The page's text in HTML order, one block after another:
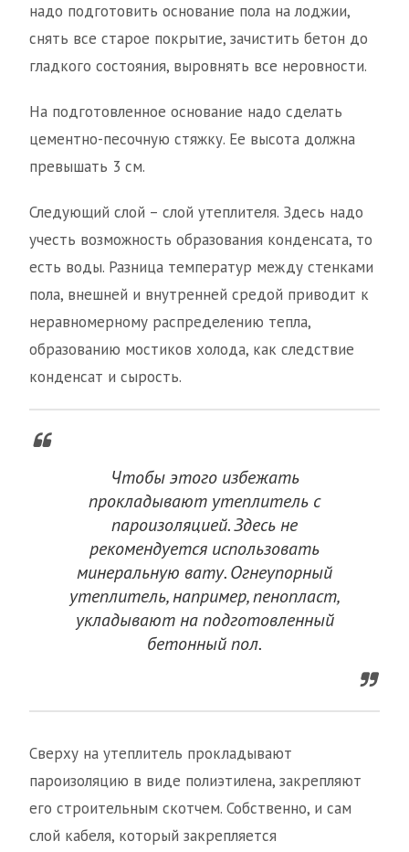
надо подготовить основание пола на лоджии,
снять все старое покрытие, зачистить бетон до
гладкого состояния, выровнять все неровности.
На подготовленное основание надо сделать
цементно-песочную стяжку. Ее высота должна
превышать 3 см.
Следующий слой – слой утеплителя. Здесь надо
учесть возможность образования конденсата, то
есть воды. Разница температур между стенками
пола, внешней и внутренней средой приводит к
неравномерному распределению тепла,
образованию мостиков холода, как следствие
конденсат и сырость.
Чтобы этого избежать
прокладывают утеплитель с
пароизоляцией. Здесь не
рекомендуется использовать
минеральную вату. Огнеупорный
утеплитель, например, пенопласт,
укладывают на подготовленный
бетонный пол.
Сверху на утеплитель прокладывают
пароизоляцию в виде полиэтилена, закрепляют
его строительным скотчем. Собственно, и сам
слой кабеля, который закрепляется